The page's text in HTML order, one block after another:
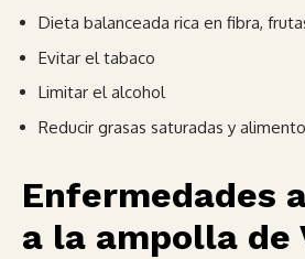
Dieta balanceada rica en fibra,
Evitar el tabaco
Limitar el alcohol
Reducir grasas saturadas y
Enfermedades
a la ampolla de